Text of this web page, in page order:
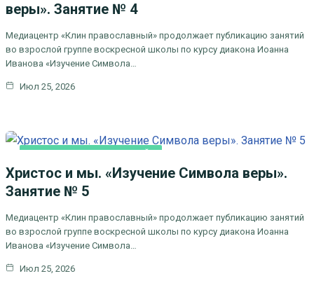
веры». Занятие № 4
Медиацентр «Клин православный» продолжает публикацию занятий
во взрослой группе воскресной школы по курсу диакона Иоанна
Иванова «Изучение Символа…
Июл 25, 2026
Христос и мы. «Изучение Символа веры».
Занятие № 5
Медиацентр «Клин православный» продолжает публикацию занятий
во взрослой группе воскресной школы по курсу диакона Иоанна
Иванова «Изучение Символа…
Июл 25, 2026